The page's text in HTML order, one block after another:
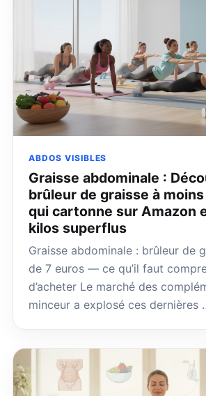
ABDOS VISIBLES
Graisse abdominale :
brûleur de graisse à
qui cartonne sur Amazon
kilos superflus
Graisse abdominale : brûleur de
de 7 euros — ce qu’il faut
d’acheter Le marché des
minceur a explosé ces dernières